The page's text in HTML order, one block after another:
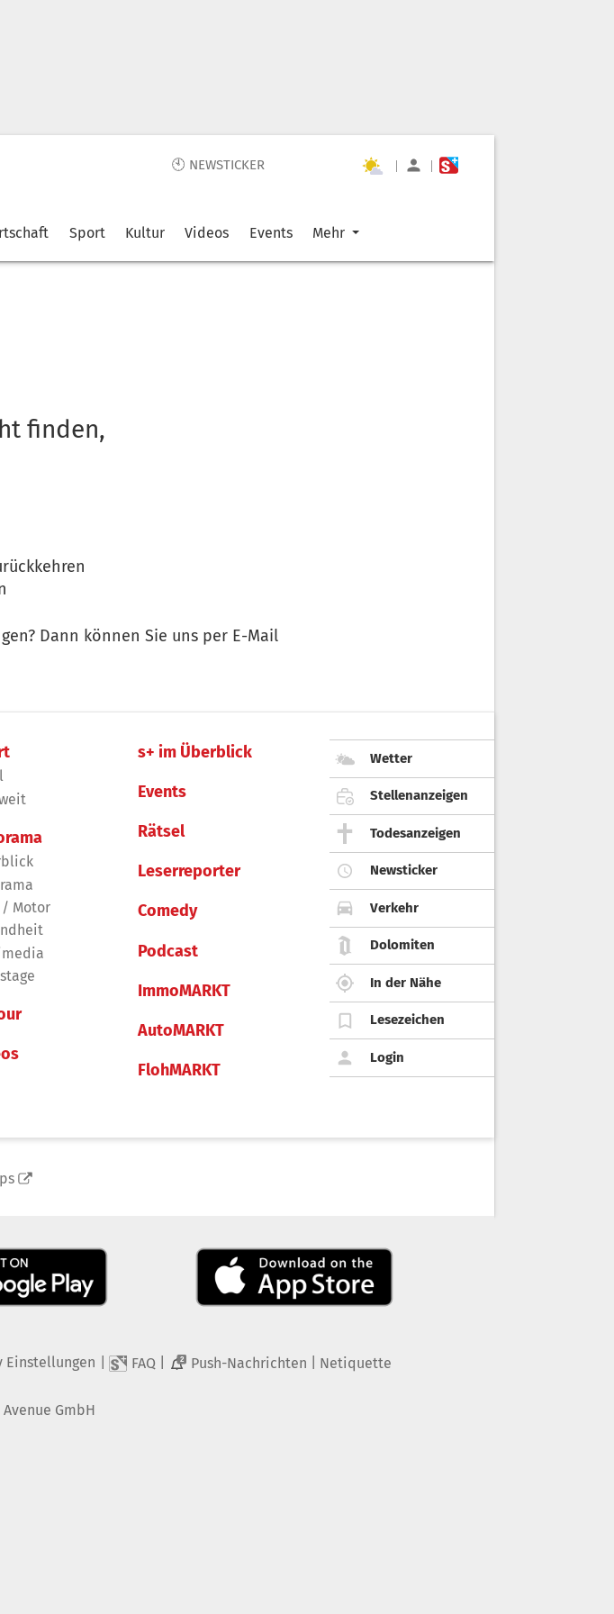
🕙 NEWSTICKER | |
Sport Kultur Videos Events Mehr
finden,
Dann können Sie uns per E-Mail
/ Motor
s+ im Überblick
Events
Rätsel
Leserreporter
Comedy
Podcast
ImmoMARKT
AutoMARKT
FlohMARKT
Wetter
Stellenanzeigen
Todesanzeigen
Newsticker
Verkehr
Dolomiten
In der Nähe
Lesezeichen
Login
Einstellungen FAQ 2 Push-Nachrichten Netiquette
Avenue GmbH